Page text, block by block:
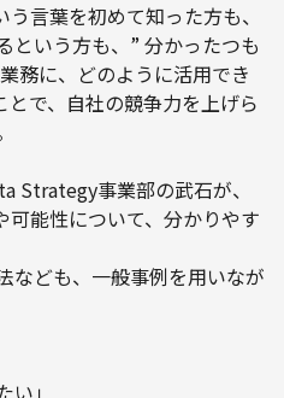
う言葉を初めて知った方も、
という方も、” 分かったつも
務に、どのように活用でき
で、自社の競争力を上げら
Strategy事業部の武石が、
可能性について、分かりやす
なども、一般事例を用いなが
い」